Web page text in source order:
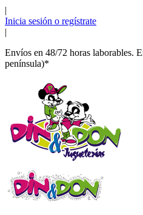
|
Inicia sesión o regístrate
|
Envíos en 48/72 horas laborables.
península)*